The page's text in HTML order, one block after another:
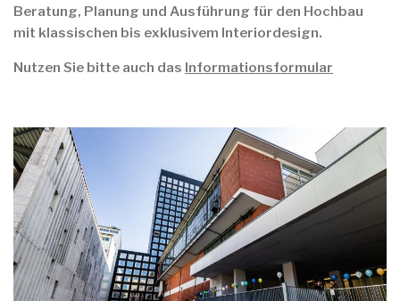
Beratung, Planung und Ausführung für den Hochbau
mit klassischen bis exklusivem Interiordesign.
Nutzen Sie bitte auch das Informationsformular